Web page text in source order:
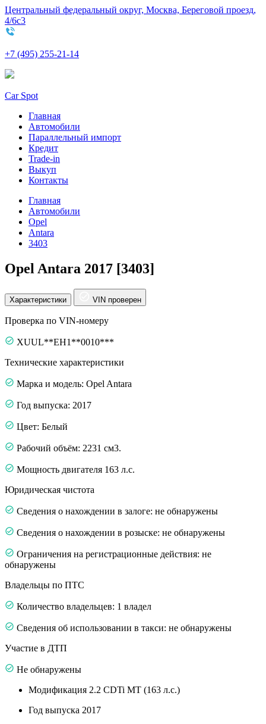
Центральный федеральный округ, Москва, Береговой проезд,
4/6с3
+7 (495) 255-21-14
Car Spot
Главная
Автомобили
Параллельный импорт
Кредит
Trade-in
Выкуп
Контакты
Главная
Автомобили
Opel
Antara
3403
Opel Antara 2017 [3403]
Характеристики VIN проверен
Проверка по VIN-номеру
XUUL**EH1**0010***
Технические характеристики
Марка и модель: Opel Antara
Год выпуска: 2017
Цвет: Белый
Рабочий объём: 2231 см3.
Мощность двигателя 163 л.с.
Юридическая чистота
Сведения о нахождении в залоге: не обнаружены
Сведения о нахождении в розыске: не обнаружены
Ограничения на регистрационные действия: не
обнаружены
Владельцы по ПТС
Количество владельцев: 1 владел
Сведения об использовании в такси: не обнаружены
Участие в ДТП
Не обнаружены
Модификация 2.2 CDTi MT (163 л.с.)
Год выпуска 2017